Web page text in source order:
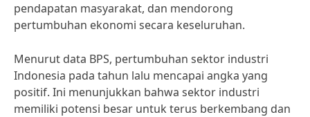
pendapatan masyarakat, dan mendorong
pertumbuhan ekonomi secara keseluruhan.
Menurut data BPS, pertumbuhan sektor industri
Indonesia pada tahun lalu mencapai angka yang
positif. Ini menunjukkan bahwa sektor industri
memiliki potensi besar untuk terus berkembang dan